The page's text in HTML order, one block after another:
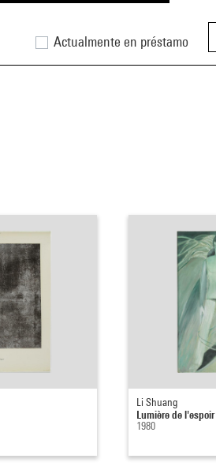
Actualmente en préstamo
Li Shuang
Lumière de l'espoir
1980